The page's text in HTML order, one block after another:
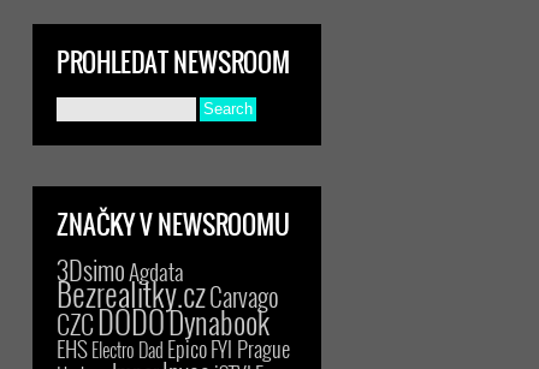
PROHLEDAT NEWSROOM
ZNAČKY V NEWSROOMU
3DsimoAgdata
Bezrealitky.czCarvago
CZCDODODynabook
EHSElectro Dad EpicoFYI Prague